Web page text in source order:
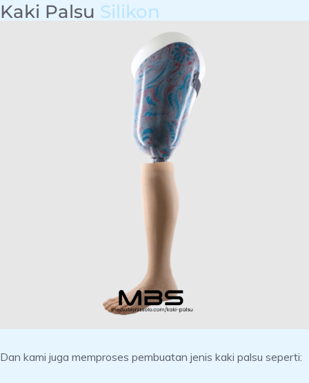
Kaki Palsu Silikon
Dan kami juga memproses pembuatan jenis kaki palsu seperti: